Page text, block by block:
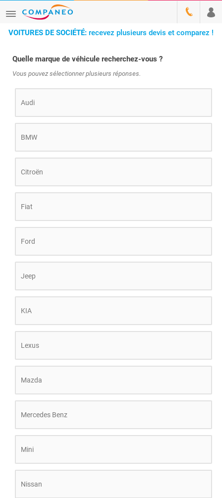
VOITURES DE SOCIÉTÉ: recevez plusieurs devis et comparez !
Quelle marque de véhicule recherchez-vous ?
Vous pouvez sélectionner plusieurs réponses.
Audi
BMW
Citroën
Fiat
Ford
Jeep
KIA
Lexus
Mazda
Mercedes Benz
Mini
Nissan